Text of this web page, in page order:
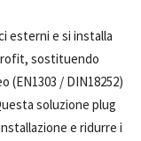
esterni e si installa
sostituendo
(EN1303 / DIN18252)
soluzione plug
e ridurre i